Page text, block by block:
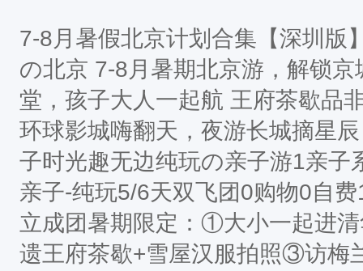
7-8月暑假北京计划合集【深圳版
の北京 7-8月暑期北京游，解锁
堂，孩子大人一起航 王府茶歇品
环球影城嗨翻天，夜游长城摘星
子时光趣无边纯玩の亲子游1亲子
亲子-纯玩5/6天双飞团0购物0自
立成团暑期限定：①大小一起进
遗王府茶歇+雪屋汉服拍照③访梅